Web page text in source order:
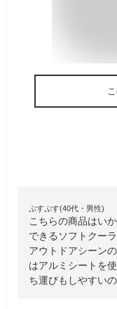
ぷすぷす(40代・男性)
こちらの商品はい
できるソフトクー
アウトドアシーン
はアルミシートを
ち運びもしやすい